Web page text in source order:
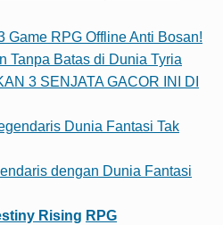
Game RPG Offline Anti Bosan!
Tanpa Batas di Dunia Tyria
3 SENJATA GACOR INI DI
Dunia Fantasi Tak
dengan Dunia Fantasi
Rising RPG